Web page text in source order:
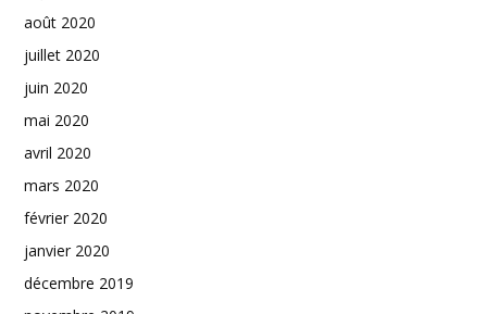
août 2020
juillet 2020
juin 2020
mai 2020
avril 2020
mars 2020
février 2020
janvier 2020
décembre 2019